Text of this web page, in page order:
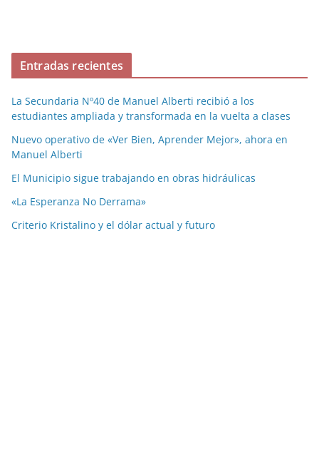
Entradas recientes
La Secundaria Nº40 de Manuel Alberti recibió a los
estudiantes ampliada y transformada en la vuelta a clases
Nuevo operativo de «Ver Bien, Aprender Mejor», ahora en
Manuel Alberti
El Municipio sigue trabajando en obras hidráulicas
«La Esperanza No Derrama»
Criterio Kristalino y el dólar actual y futuro